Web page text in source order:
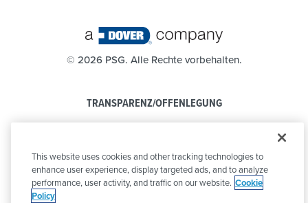
© 2026 PSG. Alle Rechte vorbehalten.
TRANSPARENZ/OFFENLEGUNG
VERHALTENSKODEX
This website uses cookies and other tracking technologies to
enhance user experience, display targeted ads, and to analyze
performance, user activity, and traffic on our website. Cookie
Policy